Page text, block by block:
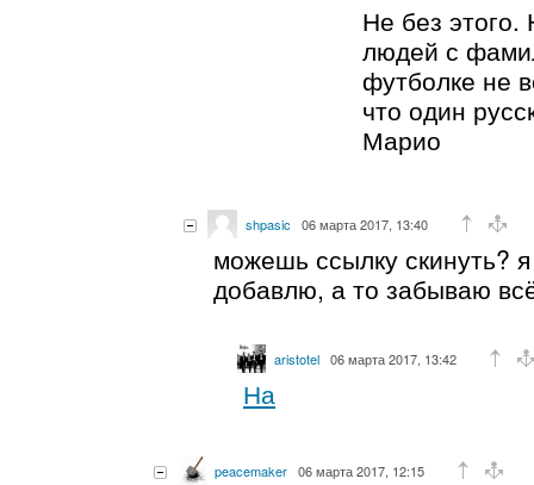
Не без
людей с
футболке не
что один
Марио
shpasic 06 марта 2017, 13:40
можешь ссылку скинуть?
добавлю, а то забываю
aristotel 06 марта 2017, 13:42
На
peacemaker 06 марта 2017, 12:15